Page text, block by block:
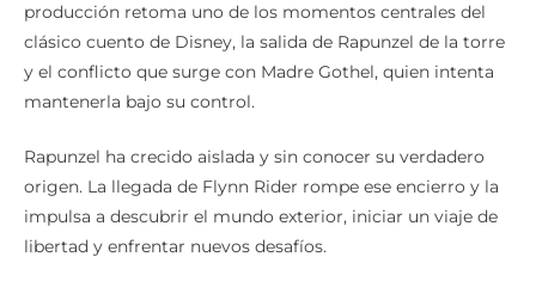
producción retoma uno de los momentos centrales del
clásico cuento de Disney, la salida de Rapunzel de la torre
y el conflicto que surge con Madre Gothel, quien intenta
mantenerla bajo su control.
Rapunzel ha crecido aislada y sin conocer su verdadero
origen. La llegada de Flynn Rider rompe ese encierro y la
impulsa a descubrir el mundo exterior, iniciar un viaje de
libertad y enfrentar nuevos desafíos.